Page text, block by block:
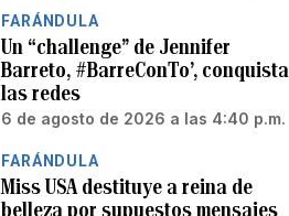
FARÁNDULA
Un “challenge” de Jennifer
Barreto, #BarreConTo’, conquista
las redes
6 de agosto de 2026 a las 4:40 p.m.
FARÁNDULA
Miss USA destituye a reina de
belleza por supuestos mensajes